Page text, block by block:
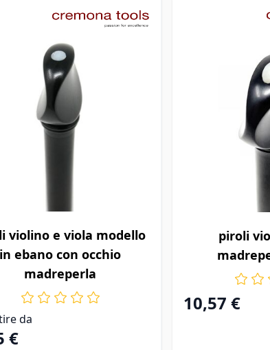
violino e viola modello
in ebano con occhio
madreperla
dipende dalle opzioni scelte nella pagina
da
€
piroli
10,57 €